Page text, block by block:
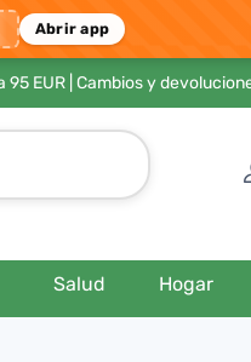
Abrir app
95 EUR| Cambios y
Salud Hogar